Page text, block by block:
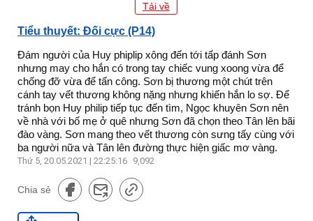
Tải về
Tiểu thuyết: Đối cực (P14)
Đám người của Huy phiplip xông đến tới tấp đánh Sơn
nhưng may cho hắn có trong tay chiếc vung xoong vừa để
chống đỡ vừa để tấn công. Sơn bị thương một chút trên
cánh tay vết thương không nặng nhưng khiến hắn lo sợ. Để
tránh bọn Huy philip tiếp tục đến tìm, Ngọc khuyên Sơn nên
về nhà với bố mẹ ở quê nhưng Sơn đã chọn theo Tân lên bãi
đào vàng. Sơn mang theo vết thương còn sưng tấy cùng với
ba người nữa và Tân lên đường thực hiện giấc mơ vàng.
Thứ 5, 20.05.2021 | 22:25:16 9,092
Chia sẻ